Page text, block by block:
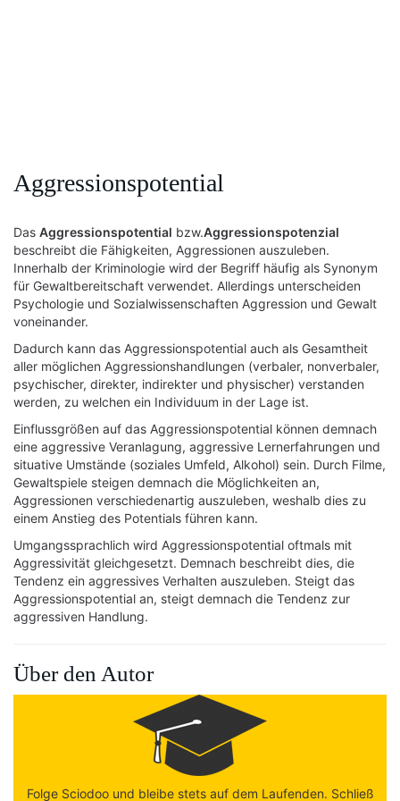
Aggressionspotential
Das Aggressionspotential bzw.Aggressionspotenzial
beschreibt die Fähigkeiten, Aggressionen auszuleben.
Innerhalb der Kriminologie wird der Begriff häufig als Synonym
für Gewaltbereitschaft verwendet. Allerdings unterscheiden
Psychologie und Sozialwissenschaften Aggression und Gewalt
voneinander.
Dadurch kann das Aggressionspotential auch als Gesamtheit
aller möglichen Aggressionshandlungen (verbaler, nonverbaler,
psychischer, direkter, indirekter und physischer) verstanden
werden, zu welchen ein Individuum in der Lage ist.
Einflussgrößen auf das Aggressionspotential können demnach
eine aggressive Veranlagung, aggressive Lernerfahrungen und
situative Umstände (soziales Umfeld, Alkohol) sein. Durch Filme,
Gewaltspiele steigen demnach die Möglichkeiten an,
Aggressionen verschiedenartig auszuleben, weshalb dies zu
einem Anstieg des Potentials führen kann.
Umgangssprachlich wird Aggressionspotential oftmals mit
Aggressivität gleichgesetzt. Demnach beschreibt dies, die
Tendenz ein aggressives Verhalten auszuleben. Steigt das
Aggressionspotential an, steigt demnach die Tendenz zur
aggressiven Handlung.
Über den Autor
Folge Sciodoo und bleibe stets auf dem Laufenden. Schließ